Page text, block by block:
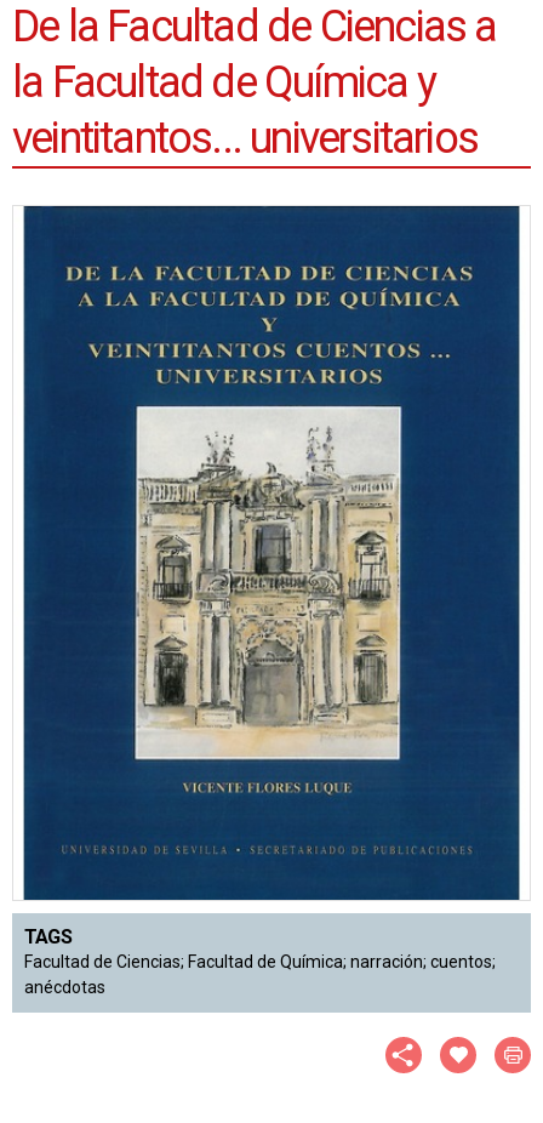
De la Facultad de Ciencias a
la Facultad de Química y
veintitantos... universitarios
TAGS
Facultad de Ciencias; Facultad de Química; narración; cuentos;
anécdotas